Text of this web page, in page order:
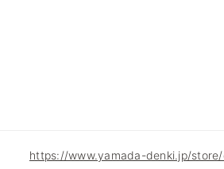
https://www.yamada-denki.jp/